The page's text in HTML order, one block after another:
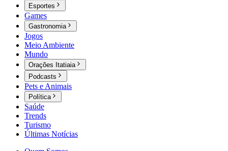
Esportes
Games
Gastronomia
Jogos
Meio Ambiente
Mundo
Orações Itatiaia
Podcasts
Pets e Animais
Política
Saúde
Trends
Turismo
Últimas Notícias